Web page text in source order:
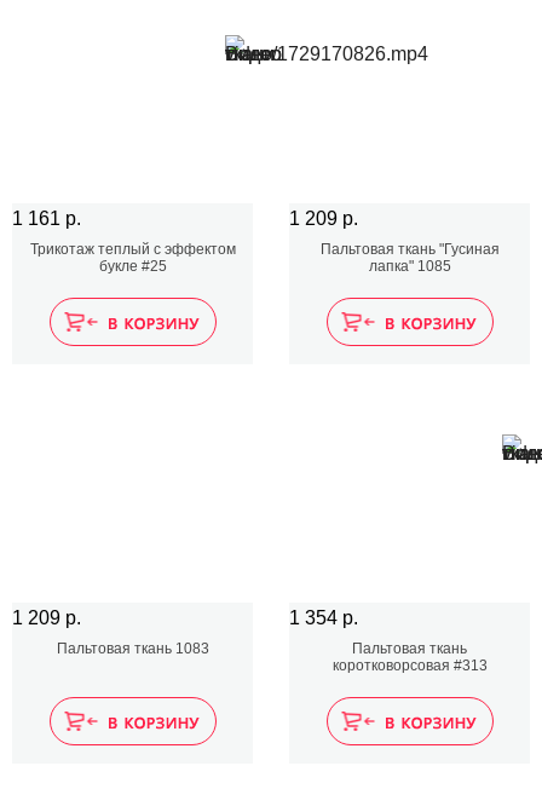
1 161 р.
Трикотаж теплый с эффектом
букле #25
1 209 р.
Пальтовая ткань "Гусиная
лапка" 1085
1 209 р.
Пальтовая ткань 1083
1 354 р.
Пальтовая ткань
коротковорсовая #313